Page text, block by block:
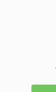
フォトではレ
ョナルな撮影
はもうあり
ぎず、気持ち